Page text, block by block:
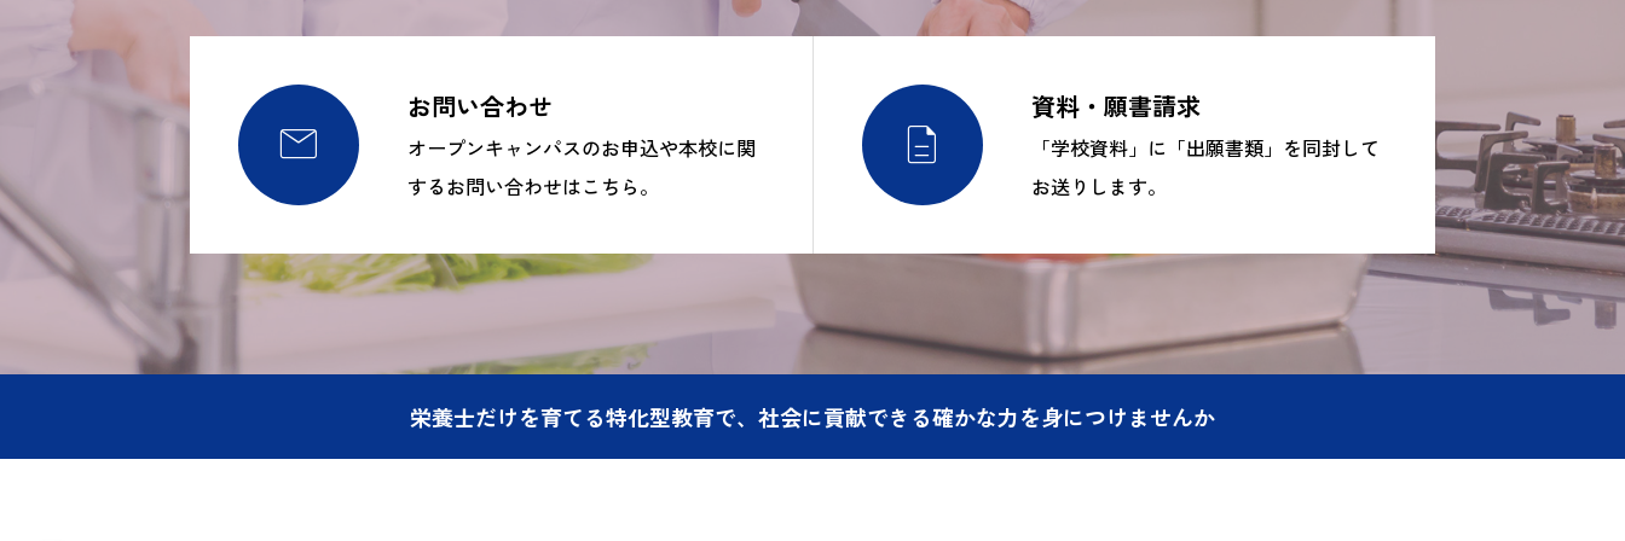

お問い合わせ
オープンキャンパスのお申込や本校に関
するお問い合わせはこちら。

資料・願書請求
「学校資料」に「出願書類」を同封して
お送りします。
栄養士だけを育てる特化型教育で、社会に貢献できる確かな力を身につけませんか